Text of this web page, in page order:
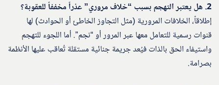
2. هل يعتبر التهجم بسبب “خلاف مروري” عذراً مخففاً للعقوبة؟
إطلاقاً، الخلافات المرورية (مثل التجاوز الخاطئ أو الحوادث) لها
قنوات رسمية للتعامل معها عبر المرور أو “نجم”. أما اللجوء للتهجم
واستيفاء الحق بالذات فيُعد جريمة جنائية مستقلة تُعاقب عليها الأنظمة
بصرامة.